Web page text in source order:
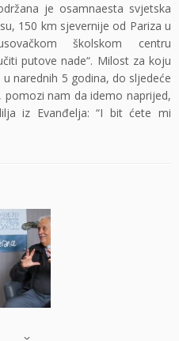
je osamnaesta svjetska
150 km sjevernije od Pariza u
školskom centru
putove nade“. Milost za koju
narednih 5 godina, do sljedeće
pomozi nam da idemo naprijed,
iz Evanđelja: “I bit ćete mi